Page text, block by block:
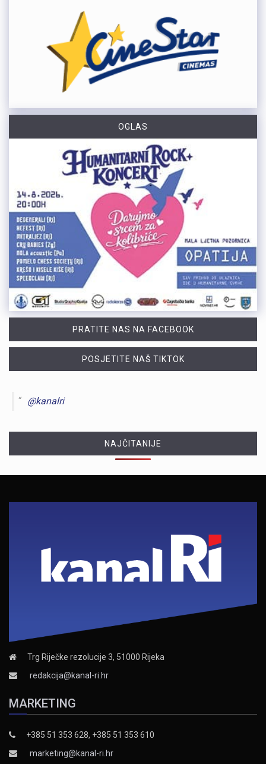
OGLAS
PRATITE NAS NA FACEBOOK
POSJETITE NAŠ TIKTOK
@kanalri
NAJČITANIJE
Trg Riječke rezolucije 3, 51000 Rijeka
redakcija@kanal-ri.hr
MARKETING
+385 51 353 628, +385 51 353 610
marketing@kanal-ri.hr